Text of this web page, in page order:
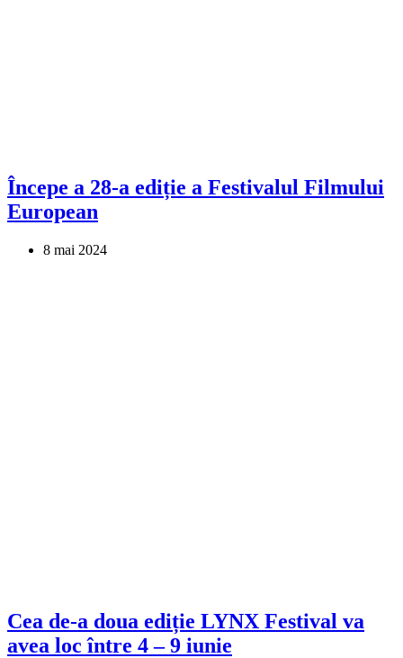
Începe a 28-a ediție a Festivalul Filmului
European
8 mai 2024
Cea de-a doua ediție LYNX Festival va
avea loc între 4 – 9 iunie